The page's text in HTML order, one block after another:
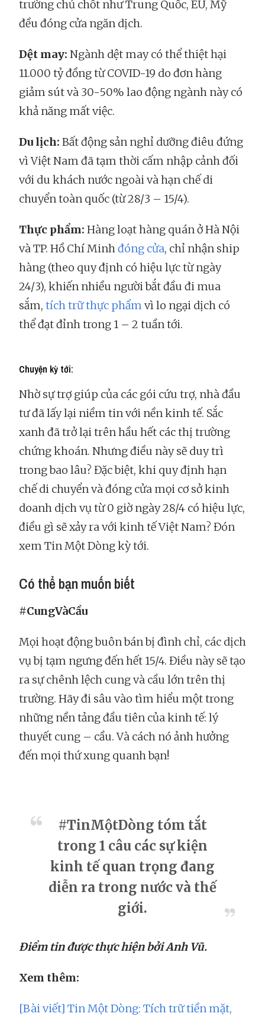
trường chủ chốt như Trung Quốc, EU, Mỹ
đều đóng cửa ngăn dịch.
Dệt may: Ngành dệt may có thể thiệt hại
11.000 tỷ đồng từ COVID-19 do đơn hàng
giảm sút và 30-50% lao động ngành này có
khả năng mất việc.
Du lịch: Bất động sản nghỉ dưỡng điêu đứng
vì Việt Nam đã tạm thời cấm nhập cảnh đối
với du khách nước ngoài và hạn chế di
chuyển toàn quốc (từ 28/3 – 15/4).
Thực phẩm: Hàng loạt hàng quán ở Hà Nội
và TP. Hồ Chí Minhđóng cửa, chỉ nhận ship
hàng (theo quy định có hiệu lực từ ngày
24/3), khiến nhiều người bắt đầu đi mua
sắm, tích trữ thực phẩm vì lo ngại dịch có
thể đạt đỉnh trong 1 – 2 tuần tới.
Chuyện kỳ tới:
Nhờ sự trợ giúp của các gói cứu trợ, nhà đầu
tư đã lấy lại niềm tin với nền kinh tế. Sắc
xanh đã trở lại trên hầu hết các thị trường
chứng khoán. Nhưng điều này sẽ duy trì
trong bao lâu? Đặc biệt, khi quy định hạn
chế di chuyển và đóng cửa mọi cơ sở kinh
doanh dịch vụ từ 0 giờ ngày 28/4 có hiệu lực,
điều gì sẽ xảy ra với kinh tế Việt Nam? Đón
xem Tin Một Dòng kỳ tới.
Có thể bạn muốn biết
#CungVàCầu
Mọi hoạt động buôn bán bị đình chỉ, các dịch
vụ bị tạm ngưng đến hết 15/4. Điều này sẽ tạo
ra sự chênh lệch cung và cầu lớn trên thị
trường. Hãy đi sâu vào tìm hiểu một trong
những nền tảng đầu tiên của kinh tế: lý
thuyết cung – cầu. Và cách nó ảnh hưởng
đến mọi thứ xung quanh bạn!
#TinMộtDòng tóm tắt
trong 1 câu các sự kiện
kinh tế quan trọng đang
diễn ra trong nước và thế
giới.
Điểm tin được thực hiện bởi Anh Vũ.
Xem thêm:
[Bài viết] Tin Một Dòng: Tích trữ tiền mặt,